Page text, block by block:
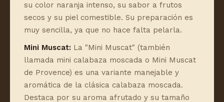
su color naranja intenso, su sabor a frutos
secos y su piel comestible. Su preparación es
muy sencilla, ya que no hace falta pelarla.
Mini Muscat: La "Mini Muscat" (también
llamada mini calabaza moscada o Mini Muscat
de Provence) es una variante manejable y
aromática de la clásica calabaza moscada.
Destaca por su aroma afrutado y su tamaño